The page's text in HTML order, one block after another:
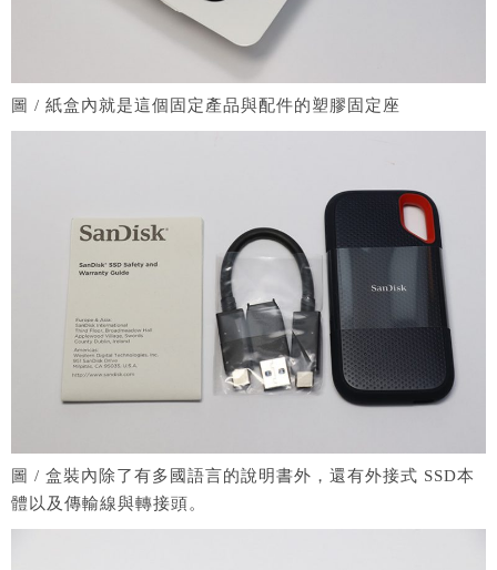
圖 / 紙盒內就是這個固定產品與配件的塑膠固定座
圖 / 盒裝內除了有多國語言的說明書外，還有外接式 SSD本
體以及傳輸線與轉接頭。